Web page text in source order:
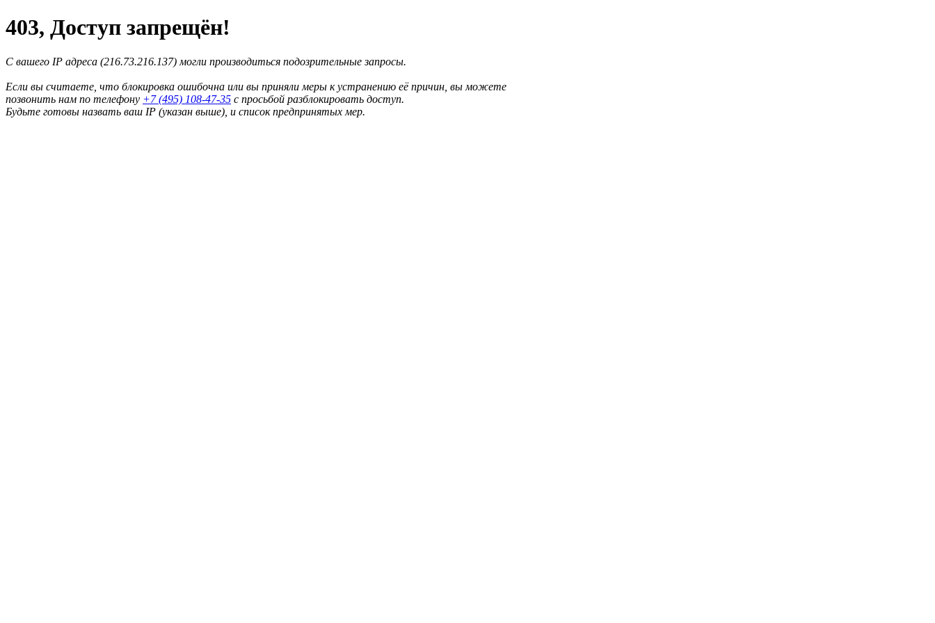
403, Доступ запрещён!
С вашего IP адреса (216.73.216.137) могли производиться подозрительные запросы.
Если вы считаете, что блокировка ошибочна или вы приняли меры к устранению её причин, вы можете
позвонить нам по телефону +7 (495) 108-47-35 с просьбой разблокировать доступ.
Будьте готовы назвать ваш IP (указан выше), и список предпринятых мер.